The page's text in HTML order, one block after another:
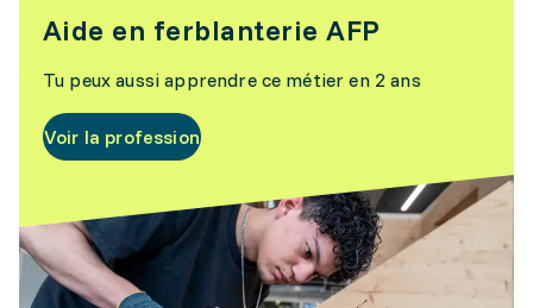
Aide en ferblanterie AFP
Tu peux aussi apprendre ce métier en 2 ans
Voir la profession